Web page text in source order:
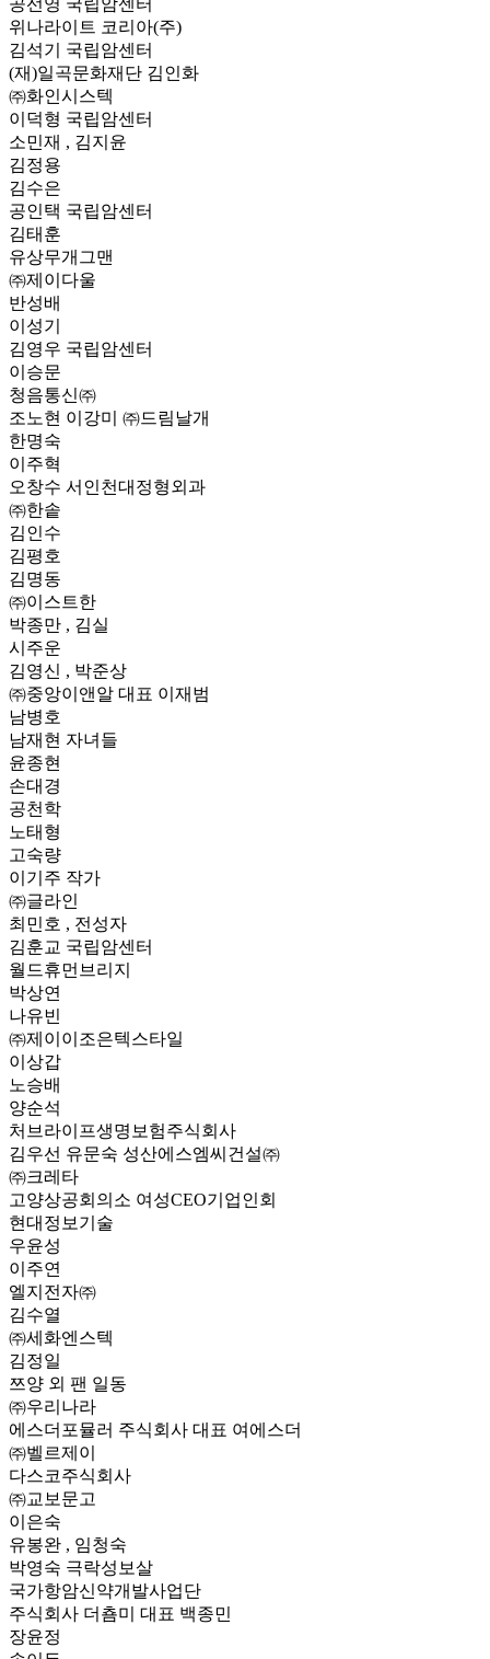
공선영 국립암센터
위나라이트 코리아(주)
김석기 국립암센터
(재)일곡문화재단 김인화
㈜화인시스텍
이덕형 국립암센터
소민재 , 김지윤
김정용
김수은
공인택 국립암센터
김태훈
유상무개그맨
㈜제이다울
반성배
이성기
김영우 국립암센터
이승문
청음통신㈜
조노현 이강미 ㈜드림날개
한명숙
이주혁
오창수 서인천대정형외과
㈜한솥
김인수
김평호
김명동
㈜이스트한
박종만 , 김실
시주운
김영신 , 박준상
㈜중앙이앤알 대표 이재범
남병호
남재현 자녀들
윤종현
손대경
공천학
노태형
고숙량
이기주 작가
㈜글라인
최민호 , 전성자
김훈교 국립암센터
월드휴먼브리지
박상연
나유빈
㈜제이이조은텍스타일
이상갑
노승배
양순석
처브라이프생명보험주식회사
김우선 유문숙 성산에스엠씨건설㈜
㈜크레타
고양상공회의소 여성CEO기업인회
현대정보기술
우윤성
이주연
엘지전자㈜
김수열
㈜세화엔스텍
김정일
쯔양 외 팬 일동
㈜우리나라
에스더포뮬러 주식회사 대표 여에스더
㈜벨르제이
다스코주식회사
㈜교보문고
이은숙
유봉완 , 임청숙
박영숙 극락성보살
국가항암신약개발사업단
주식회사 더춈미 대표 백종민
장윤정